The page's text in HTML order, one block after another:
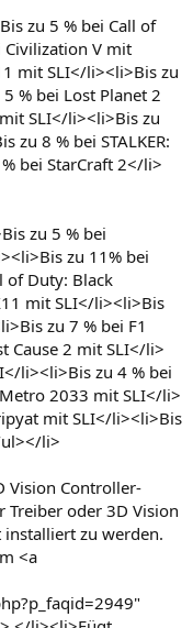
zu 5 % bei Call of
Civilization V mit
mit SLI</li><li>Bis zu
% bei Lost Planet 2
SLI</li><li>Bis zu
zu 8 % bei STALKER:
bei StarCraft 2</li>
zu 5 % bei
zu 11% bei
of Duty: Black
mit SLI</li><li>Bis
zu 7 % bei F1
Cause 2 mit SLI</li>
li><li>Bis zu 4 % bei
2033 mit SLI</li>
mit SLI</li><li>Bis
li>
Vision Controller-
Treiber oder 3D Vision
installiert zu werden.
<a